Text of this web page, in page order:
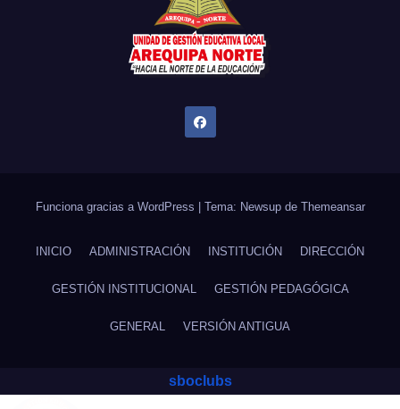
Funciona gracias a WordPress | Tema: Newsup de Themeansar
INICIO ADMINISTRACIÓN INSTITUCIÓN DIRECCIÓN
GESTIÓN INSTITUCIONAL GESTIÓN PEDAGÓGICA
GENERAL VERSIÓN ANTIGUA
sboclubs